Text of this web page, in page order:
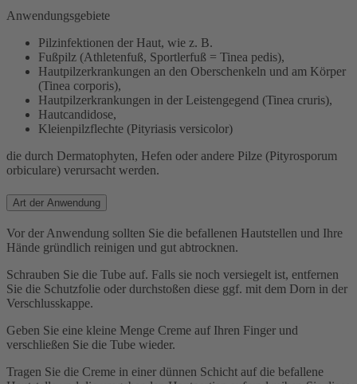
Anwendungsgebiete
Pilzinfektionen der Haut, wie z. B.
Fußpilz (Athletenfuß, Sportlerfuß = Tinea pedis),
Hautpilzerkrankungen an den Oberschenkeln und am Körper
(Tinea corporis),
Hautpilzerkrankungen in der Leistengegend (Tinea cruris),
Hautcandidose,
Kleienpilzflechte (Pityriasis versicolor)
die durch Dermatophyten, Hefen oder andere Pilze (Pityrosporum
orbiculare) verursacht werden.
Art der Anwendung
Vor der Anwendung sollten Sie die befallenen Hautstellen und Ihre
Hände gründlich reinigen und gut abtrocknen.
Schrauben Sie die Tube auf. Falls sie noch versiegelt ist, entfernen
Sie die Schutzfolie oder durchstoßen diese ggf. mit dem Dorn in der
Verschlusskappe.
Geben Sie eine kleine Menge Creme auf Ihren Finger und
verschließen Sie die Tube wieder.
Tragen Sie die Creme in einer dünnen Schicht auf die befallene